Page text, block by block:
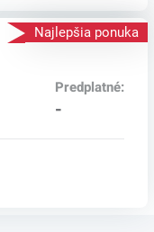
Najlepšia ponuka
Predplatné:
-